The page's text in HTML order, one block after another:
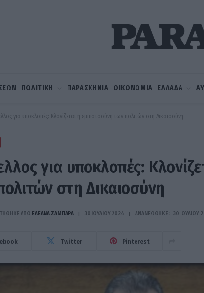
ΠΟΛΙΤΙΚΗ ΠΑΡΑΣΚΗΝΙΑ ΟΙΚΟΝΟΜΙΑ ΕΛΛΑΔΑ
για υποκλοπές: Κλονίζεται η εμπιστοσύνη των πολιτών στη Δικαιοσύνη
για υποκλοπές:
στη Δικαιοσύνη
ΑΠΟ ΕΛΕΑΝΑ ΖΑΜΠΑΡΑ 30 ΙΟΥΛΊΟΥ 2024 ΑΝΑΝΕΏΘΗΚΕ: 30 ΙΟΥΛΊΟΥ
Twitter Pinterest